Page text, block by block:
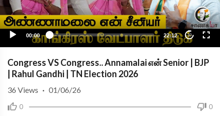
00:00 22:12 10
Congress VS Congress.. Annamalai என் Senior | BJP
| Rahul Gandhi | TN Election 2026
0 0
36 Views · 01/06/26